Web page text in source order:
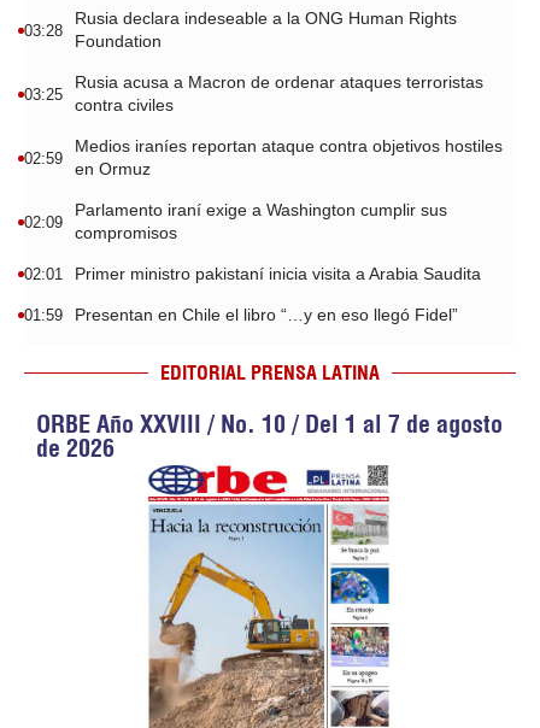
03:28
Rusia declara indeseable a la ONG Human Rights
Foundation
03:25
Rusia acusa a Macron de ordenar ataques terroristas
contra civiles
02:59
Medios iraníes reportan ataque contra objetivos hostiles
en Ormuz
02:09
Parlamento iraní exige a Washington cumplir sus
compromisos
02:01 Primer ministro pakistaní inicia visita a Arabia Saudita
01:59 Presentan en Chile el libro “…y en eso llegó Fidel”
EDITORIAL PRENSA LATINA
ORBE Año XXVIII / No. 10 / Del 1 al 7 de agosto
de 2026